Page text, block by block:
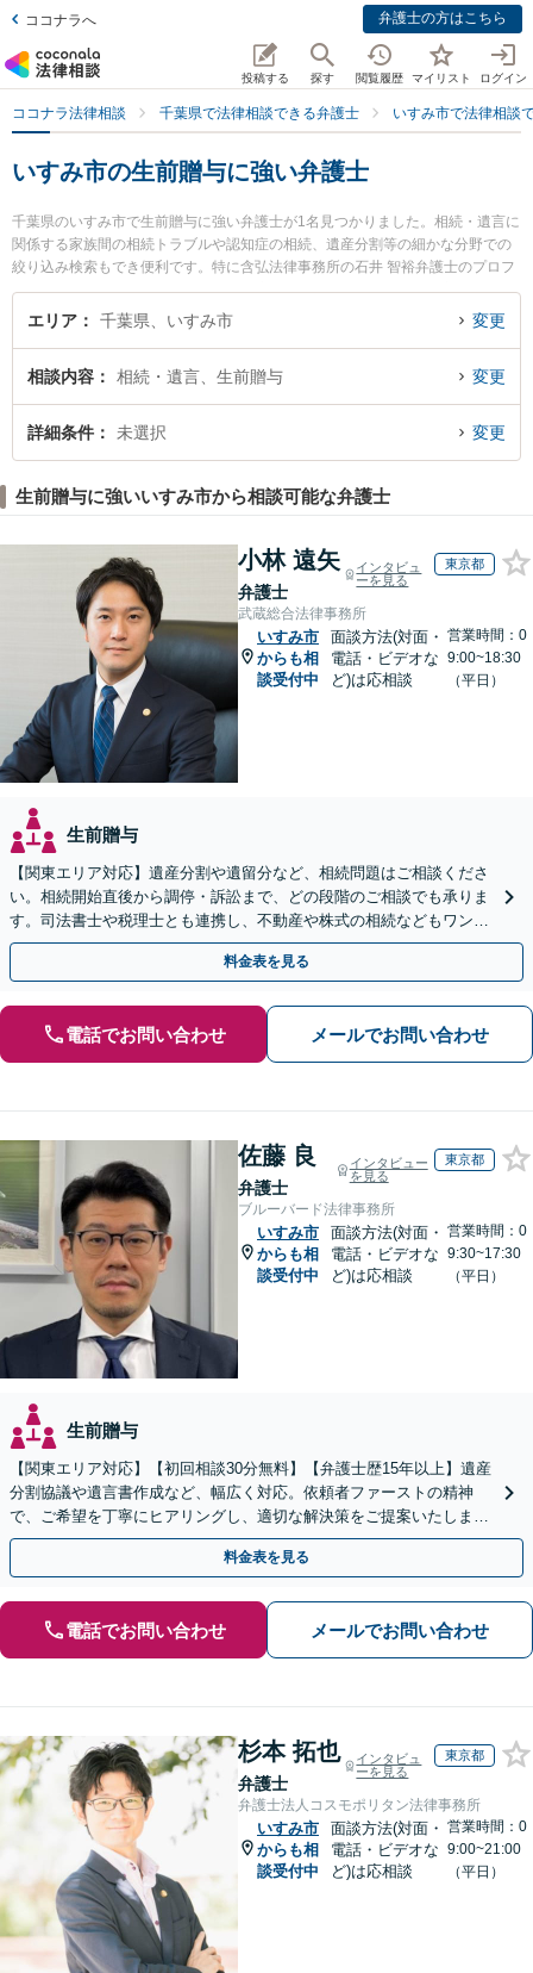
ココナラへ 弁護士の方はこちら
投稿する 探す 閲覧履歴 マイリスト ログイン
ココナラ法律相談 千葉県で法律相談できる弁護士 いすみ市で法律相談
いすみ市の生前贈与に強い弁護士
千葉県のいすみ市で生前贈与に強い弁護士が1名見つかりました。相続・遺言に
関係する家族間の相続トラブルや認知症の相続、遺産分割等の細かな分野での
絞り込み検索もでき便利です。特に含弘法律事務所の石井 智裕弁護士のプロフ
ィール情報や弁護士費用、強みなどが注目されています。『いすみ市で土日や
夜間に発生した生前贈与のトラブルを今すぐに弁護士に相談したい』『生前贈
与のトラブル解決の実績豊富な近くの弁護士を検索したい』『初回相談無料で
りの相談者さんにおすすめです。
エリア 千葉県、いすみ市 変更
相談内容 相続・遺言、生前贈与 変更
詳細条件 未選択 変更
生前贈与に強いいすみ市から相談可能な弁護士
小林 遠矢
弁護士
インタビュ
ーを見る
東京都
武蔵総合法律事務所
いすみ市
からも相
談受付中
面談方法(対面・
電話・ビデオな
ど)は応相談
営業時間：0
9:00~18:30
（平日）
生前贈与
【関東エリア対応】遺産分割や遺留分など、相続問題はご相談くださ
い。相続開始直後から調停・訴訟まで、どの段階のご相談でも承りま
す。司法書士や税理士とも連携し、不動産や株式の相続などもワンス
トップで対応可能。遺言書作成や事業承継のご相談にも対応
料金表を見る
電話でお問い合わせ メールでお問い合わせ
佐藤 良
弁護士
インタビュー
を見る
東京都
ブルーバード法律事務所
いすみ市
からも相
談受付中
面談方法(対面・
電話・ビデオな
ど)は応相談
営業時間：0
9:30~17:30
（平日）
生前贈与
【関東エリア対応】【初回相談30分無料】【弁護士歴15年以上】遺産
分割協議や遺言書作成など、幅広く対応。依頼者ファーストの精神
で、ご希望を丁寧にヒアリングし、適切な解決策をご提案いたしま
す。まずは無料相談でお悩みをお聞かせください。
料金表を見る
電話でお問い合わせ メールでお問い合わせ
杉本 拓也
弁護士
インタビュ
ーを見る
東京都
弁護士法人コスモポリタン法律事務所
いすみ市
からも相
談受付中
面談方法(対面・
電話・ビデオな
ど)は応相談
営業時間：0
9:00~21:00
（平日）